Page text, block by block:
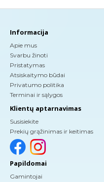
Informacija
Apie mus
Svarbu žinoti
Pristatymas
Atsiskaitymo būdai
Privatumo politika
Terminai ir sąlygos
Klientų aptarnavimas
Susisiekite
Prekių grąžinimas ir keitimas
Papildomai
Gamintojai